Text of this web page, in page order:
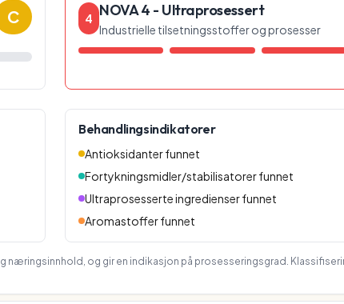
C 4 NOVA 4 - Ultraprosessert
Industrielle tilsetningsstoffer og prosesser
Behandlingsindikatorer
Antioksidanter funnet
Fortykningsmidler/stabilisatorer funnet
Ultraprosesserte ingredienser funnet
Aromastoffer funnet
næringsinnhold, og gir en indikasjon på prosesseringsgrad.